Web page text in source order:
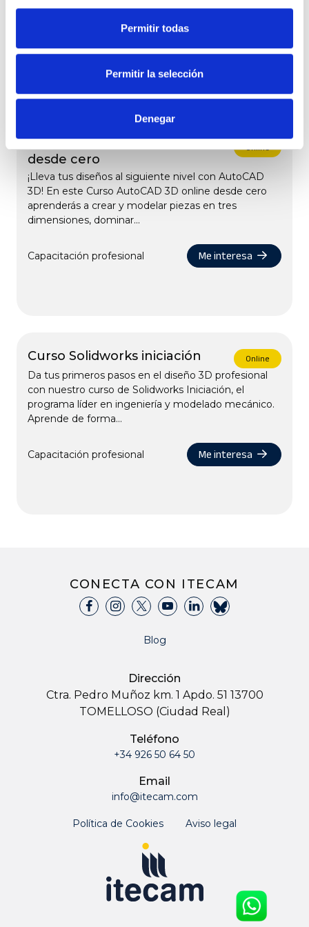
Permitir todas
Permitir la selección
Denegar
hormigón, madera o...
Me interesa
desde cero
Online
¡Lleva tus diseños al siguiente nivel con AutoCAD
3D! En este Curso AutoCAD 3D online desde cero
aprenderás a crear y modelar piezas en tres
dimensiones, dominar...
Capacitación profesional Me interesa
Curso Solidworks iniciación Online
Da tus primeros pasos en el diseño 3D profesional
con nuestro curso de Solidworks Iniciación, el
programa líder en ingeniería y modelado mecánico.
Aprende de forma...
Capacitación profesional Me interesa
CONECTA CON ITECAM
Blog
Dirección
Ctra. Pedro Muñoz km. 1 Apdo. 51 13700
TOMELLOSO (Ciudad Real)
Teléfono
+34 926 50 64 50
Email
info@itecam.com
Política de Cookies Aviso legal